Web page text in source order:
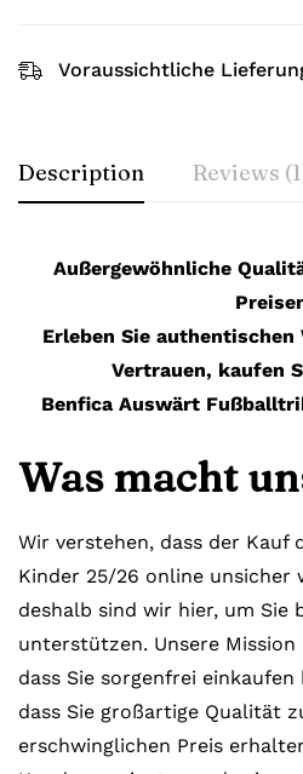
Voraussichtliche
Description Reviews
Außergewöhnliche
Erleben Sie
Vertrauen, kaufen
Benfica Auswärt
Was macht
Wir verstehen, dass der Kauf
Kinder 25/26 online unsicher
deshalb sind wir hier, um Sie
unterstützen. Unsere
dass Sie sorgenfrei einkaufen
dass Sie großartige Qualität
erschwinglichen Preis